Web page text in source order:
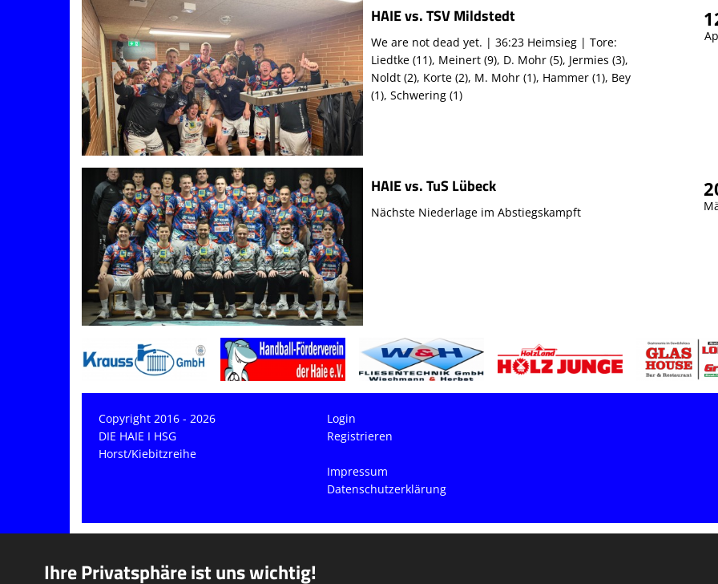
HAIE vs. TSV Mildstedt
We are not dead yet. | 36:23 Heimsieg | Tore:
Liedtke (11), Meinert (9), D. Mohr (5), Jermies (3),
Noldt (2), Korte (2), M. Mohr (1), Hammer (1), Bey
(1), Schwering (1)
HAIE vs. TuS Lübeck
Nächste Niederlage im Abstiegskampft
Copyright 2016 - 2026
DIE HAIE I HSG
Horst/Kiebitzreihe
Login
Registrieren
Impressum
Datenschutzerklärung